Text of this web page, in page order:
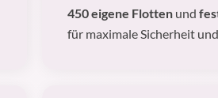
450 eigene Flotten und
für maximale Sicherheit